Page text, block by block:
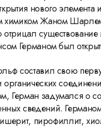
нового элемента
химиком Жаном
Германом был
составил свою
органических
Герман задумался о
сведений.
пирофиллит,